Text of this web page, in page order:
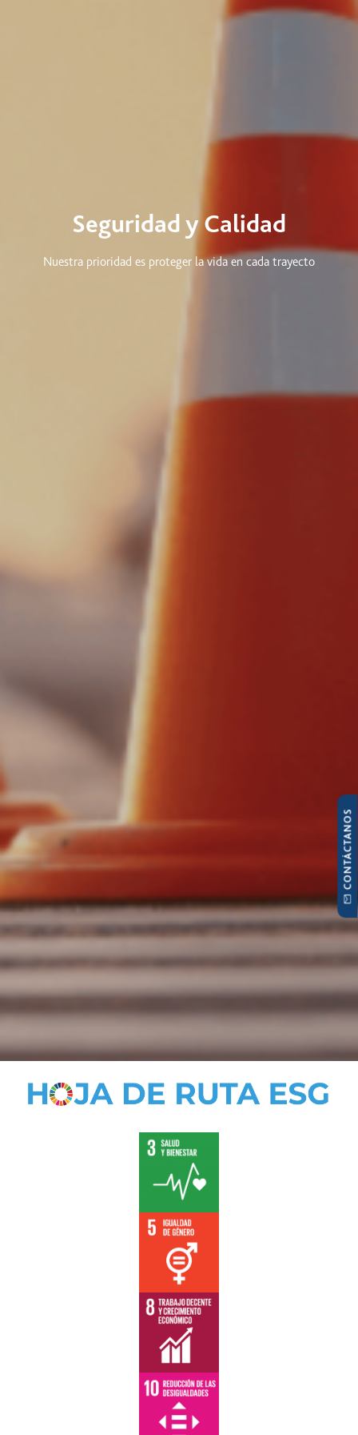
Seguridad y Calidad
Nuestra prioridad es proteger la vida en cada trayecto
CONTÁCTANOS